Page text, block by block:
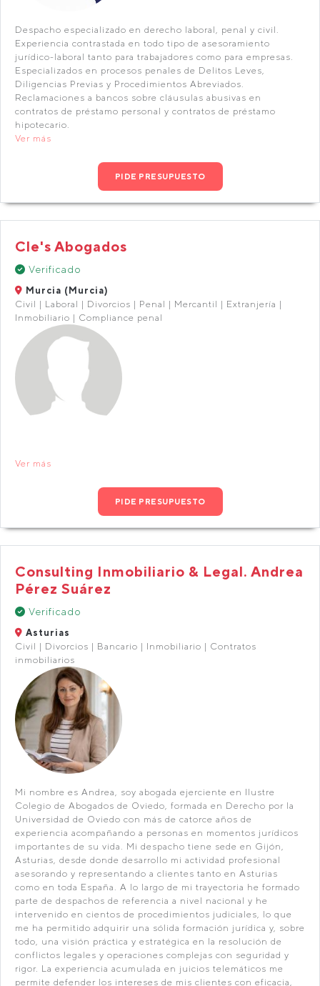
Despacho especializado en derecho laboral, penal y civil.
Experiencia contrastada en todo tipo de asesoramiento
jurídico-laboral tanto para trabajadores como para empresas.
Especializados en procesos penales de Delitos Leves,
Diligencias Previas y Procedimientos Abreviados.
Reclamaciones a bancos sobre cláusulas abusivas en
contratos de préstamo personal y contratos de préstamo
hipotecario.
Ver más
PIDE PRESUPUESTO
Cle's Abogados
Verificado
Murcia (Murcia)
Civil | Laboral | Divorcios | Penal | Mercantil | Extranjería |
Inmobiliario | Compliance penal
Ver más
PIDE PRESUPUESTO
Consulting Inmobiliario & Legal. Andrea
Pérez Suárez
Verificado
Asturias
Civil | Divorcios | Bancario | Inmobiliario | Contratos
inmobiliarios
Mi nombre es Andrea, soy abogada ejerciente en Ilustre
Colegio de Abogados de Oviedo, formada en Derecho por la
Universidad de Oviedo con más de catorce años de
experiencia acompañando a personas en momentos jurídicos
importantes de su vida. Mi despacho tiene sede en Gijón,
Asturias, desde donde desarrollo mi actividad profesional
asesorando y representando a clientes tanto en Asturias
como en toda España. A lo largo de mi trayectoria he formado
parte de despachos de referencia a nivel nacional y he
intervenido en cientos de procedimientos judiciales, lo que
me ha permitido adquirir una sólida formación jurídica y, sobre
todo, una visión práctica y estratégica en la resolución de
conflictos legales y operaciones complejas con seguridad y
rigor. La experiencia acumulada en juicios telemáticos me
permite defender los intereses de mis clientes con eficacia,